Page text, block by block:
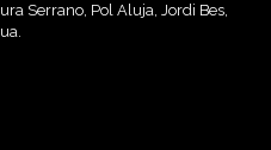
Serrano, Pol Aluja, Jordi Bes,